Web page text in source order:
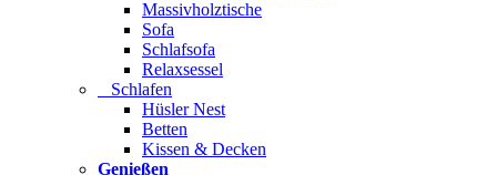
Massivholztische
Sofa
Schlafsofa
Relaxsessel
Schlafen
Hüsler Nest
Betten
Kissen & Decken
Genießen